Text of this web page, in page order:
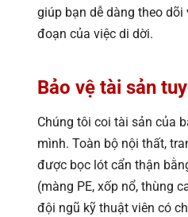
giúp bạn dễ dàng theo
đoạn của việc di dời.
Bảo vệ tài sản
Chúng tôi coi tài sản của
mình. Toàn bộ nội thất,
được bọc lót cẩn thận
(màng PE, xốp nổ, thùng
đội ngũ kỹ thuật viên có